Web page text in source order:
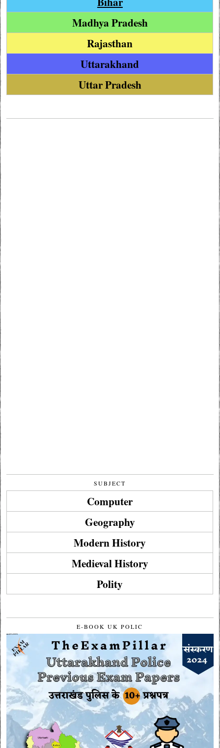
Madhya Pradesh
Rajasthan
Uttarakhand
Uttar Pradesh
SUBJECT
Computer
Geography
Modern History
Medieval History
Polity
E-BOOK UK POLIC